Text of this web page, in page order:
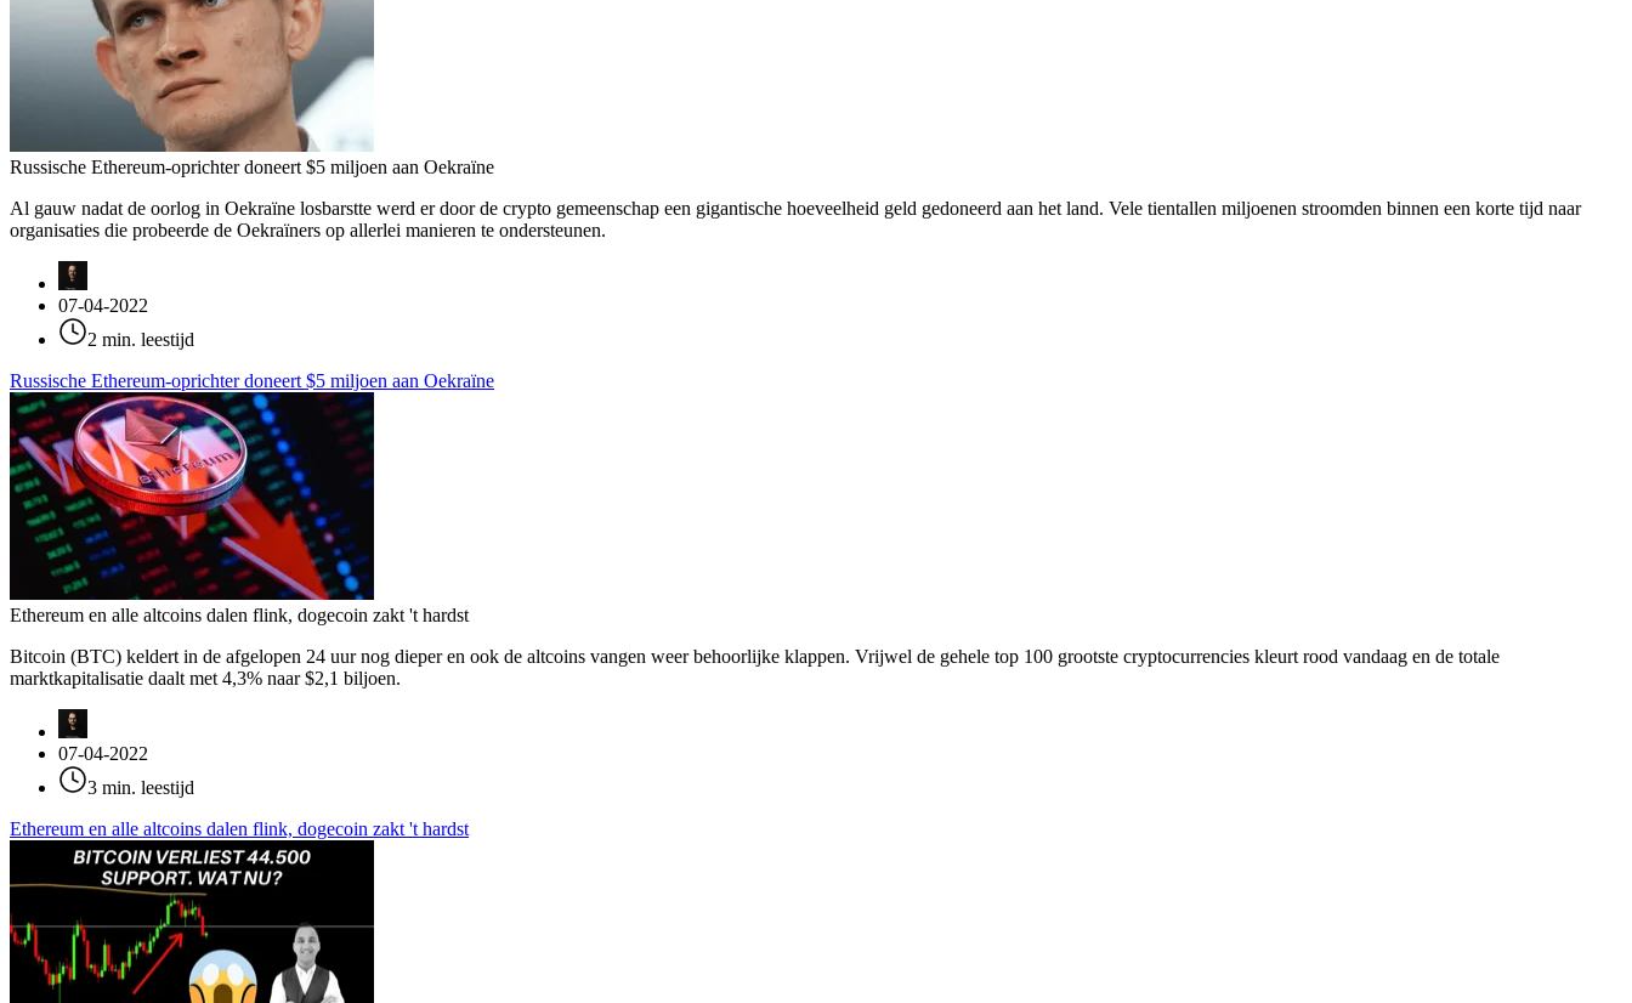
Russische Ethereum-oprichter doneert $5 miljoen aan Oekraïne
Al gauw nadat de oorlog in Oekraïne losbarstte werd er door de crypto gemeenschap een gigantische hoeveelheid geld gedoneerd aan het land. Vele tientallen miljoenen stroomden binnen een korte tijd naar
organisaties die probeerde de Oekraïners op allerlei manieren te ondersteunen.
07-04-2022
2 min. leestijd
Russische Ethereum-oprichter doneert $5 miljoen aan Oekraïne
Ethereum en alle altcoins dalen flink, dogecoin zakt 't hardst
Bitcoin (BTC) keldert in de afgelopen 24 uur nog dieper en ook de altcoins vangen weer behoorlijke klappen. Vrijwel de gehele top 100 grootste cryptocurrencies kleurt rood vandaag en de totale
marktkapitalisatie daalt met 4,3% naar $2,1 biljoen.
07-04-2022
3 min. leestijd
Ethereum en alle altcoins dalen flink, dogecoin zakt 't hardst